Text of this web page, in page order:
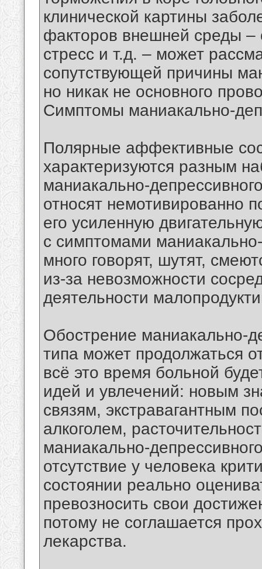
клинической картины
факторов внешней среды
стресс и т.д. – может
сопутствующей причины
но никак не основного
Симптомы маниакально-
Полярные аффективные
характеризуются разным
маниакально-
относят немотивированно
его усиленную
с симптомами
много говорят, шутят,
из-за невозможности
деятельности
Обострение маниакально-
типа может продолжаться
всё это время больной
идей и увлечений: новым
связям, экстравагантным
алкоголем,
маниакально-
отсутствие у человека
состоянии реально
превозносить свои
потому не соглашается
лекарства.